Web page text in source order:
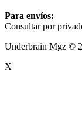
Para envíos:
Consultar por
Underbrain Mgz ©
X